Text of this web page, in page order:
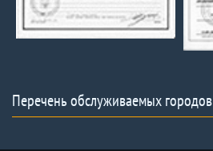
Перечень обслуживаемых городов